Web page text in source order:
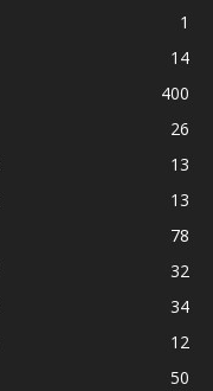
1
14
400
26
13
13
78
32
34
12
50